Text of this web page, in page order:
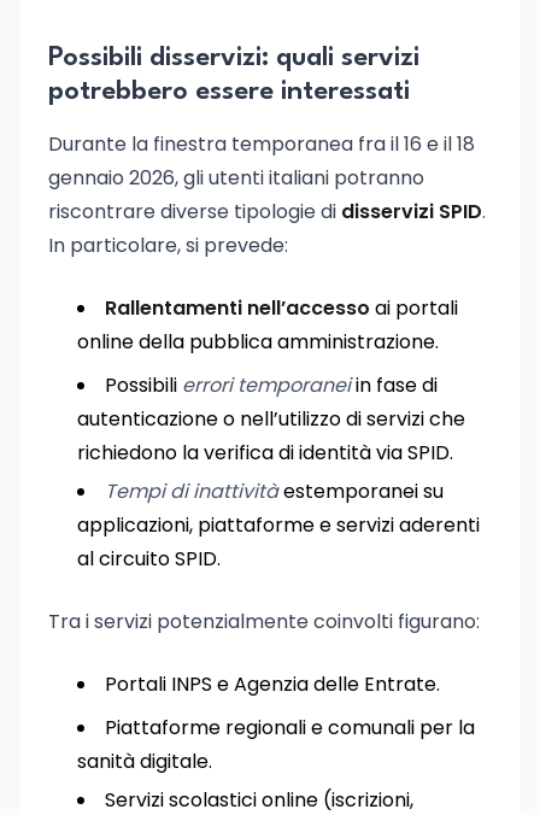
Possibili disservizi: quali servizi
potrebbero essere interessati
Durante la finestra temporanea fra il 16 e il 18
gennaio 2026, gli utenti italiani potranno
riscontrare diverse tipologie di disservizi SPID.
In particolare, si prevede:
Rallentamenti nell’accesso ai portali
online della pubblica amministrazione.
Possibili errori temporaneiin fase di
autenticazione o nell’utilizzo di servizi che
richiedono la verifica di identità via SPID.
Tempi di inattivitàestemporanei su
applicazioni, piattaforme e servizi aderenti
al circuito SPID.
Tra i servizi potenzialmente coinvolti figurano:
Portali INPS e Agenzia delle Entrate.
Piattaforme regionali e comunali per la
sanità digitale.
Servizi scolastici online (iscrizioni,